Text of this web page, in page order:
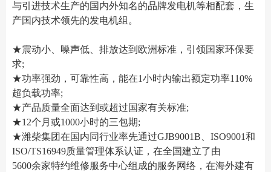
与引进技术生产的国内外知名的品牌发电机等相配套，生
产国内技术领先的发电机组。
★震动小、噪声低、排放达到欧洲标准，引领国家环保要
求;
★功率强劲，可靠性高，能在1小时内输出额定功率110%
超负载功率;
★产品质量全面达到或超过国家有关标准;
★12个月或1000小时的三包期;
★潍柴集团在国内同行业率先通过GJB9001B、ISO9001和
ISO/TS16949质量管理体系认证，在全国建立了由
5600余家特约维修服务中心组成的服务网络，在海外建有